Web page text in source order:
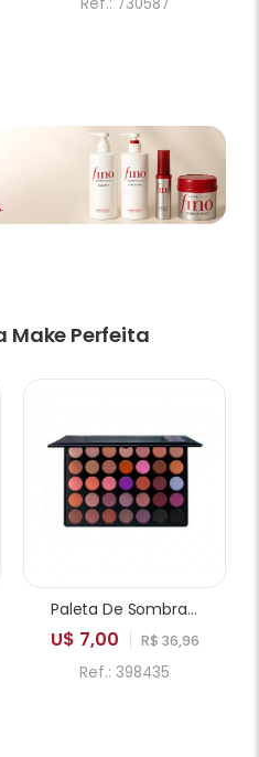
Ref.: 730587
Make Perfeita
Paleta De Sombras ICANDY Sweetie Cake 35A 35 Cores
U$ 7,00 R$ 36,96
Ref.: 398435